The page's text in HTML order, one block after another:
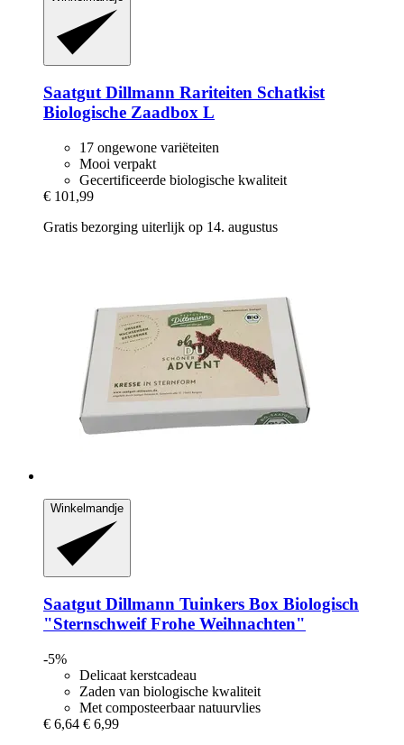
Saatgut Dillmann Rariteiten Schatkist
Biologische Zaadbox L
17 ongewone variëteiten
Mooi verpakt
Gecertificeerde biologische kwaliteit
€ 101,99
Gratis bezorging uiterlijk op 14. augustus
Winkelmandje
Saatgut Dillmann Tuinkers Box Biologisch
"Sternschweif Frohe Weihnachten"
-5%
Delicaat kerstcadeau
Zaden van biologische kwaliteit
Met composteerbaar natuurvlies
€ 6,64 € 6,99